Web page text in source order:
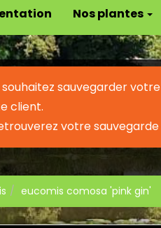
Nos plantes
souhaitez sauvegarder
client.
votre
eucomis comosa 'pink gin'